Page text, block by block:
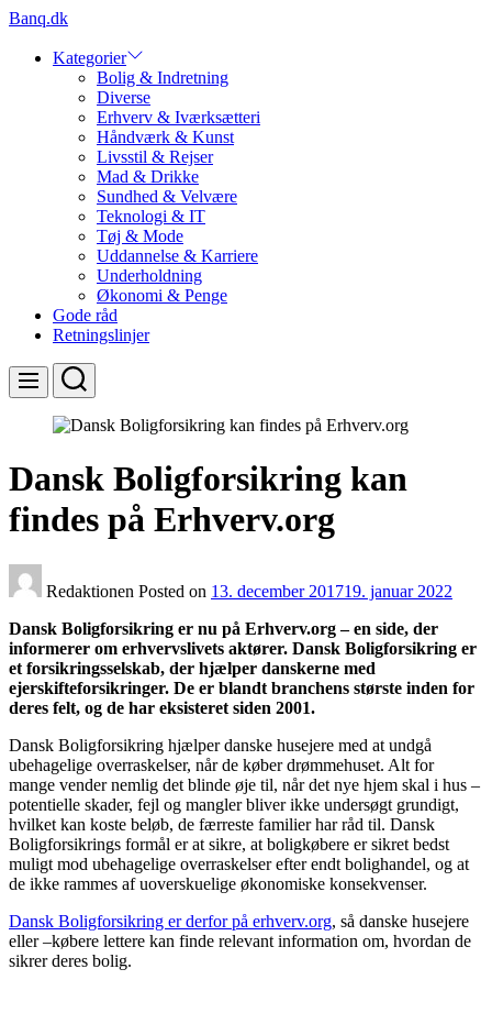
Skip
content
Banq.dk
Kategorier
Bolig & Indretning
Diverse
Erhverv & Iværksætteri
Håndværk & Kunst
Livsstil & Rejser
Mad & Drikke
Sundhed & Velvære
Teknologi & IT
Tøj & Mode
Uddannelse & Karriere
Underholdning
Økonomi & Penge
Gode råd
Retningslinjer
Menu Search
Dansk Boligforsikring kan
findes på Erhverv.org
Redaktionen Posted on 13. december 201719. januar 2022
Dansk Boligforsikring er nu på Erhverv.org – en side, der
informerer om erhvervslivets aktører. Dansk Boligforsikring er
et forsikringsselskab, der hjælper danskerne med
ejerskifteforsikringer. De er blandt branchens største inden for
deres felt, og de har eksisteret siden 2001.
Dansk Boligforsikring hjælper danske husejere med at undgå
ubehagelige overraskelser, når de køber drømmehuset. Alt for
mange vender nemlig det blinde øje til, når det nye hjem skal i hus –
potentielle skader, fejl og mangler bliver ikke undersøgt grundigt,
hvilket kan koste beløb, de færreste familier har råd til. Dansk
Boligforsikrings formål er at sikre, at boligkøbere er sikret bedst
muligt mod ubehagelige overraskelser efter endt bolighandel, og at
de ikke rammes af uoverskuelige økonomiske konsekvenser.
Dansk Boligforsikring er derfor på erhverv.org, så danske husejere
eller –købere lettere kan finde relevant information om, hvordan de
sikrer deres bolig.